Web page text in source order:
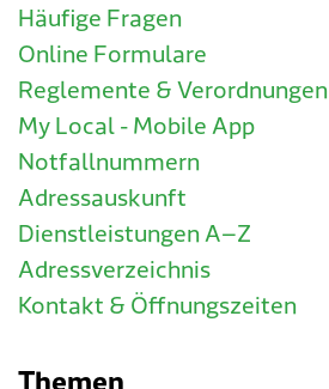
Häufige Fragen
Online Formulare
Reglemente & Verordnungen
My Local - Mobile App
Notfallnummern
Adressauskunft
Dienstleistungen A–Z
Adressverzeichnis
Kontakt & Öffnungszeiten